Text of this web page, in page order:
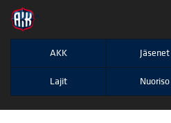
";
AKK Jäsenet
Lajit Nuoriso